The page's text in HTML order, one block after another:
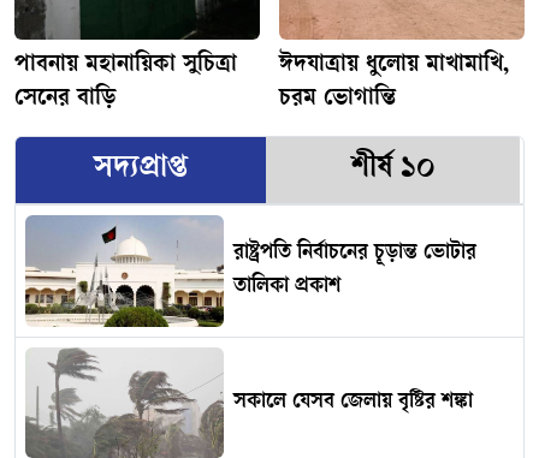
পাবনায় মহানায়িকা সুচিত্রা
সেনের বাড়ি
ঈদযাত্রায় ধুলোয় মাখামাখি,
চরম ভোগান্তি
সদ্যপ্রাপ্ত শীর্ষ ১০
রাষ্ট্রপতি নির্বাচনের চূড়ান্ত ভোটার
তালিকা প্রকাশ
সকালে যেসব জেলায় বৃষ্টির শঙ্কা